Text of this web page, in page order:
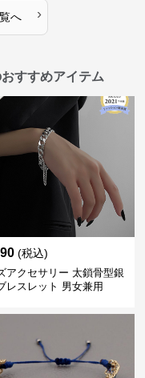
へ ›
すすめアイテム
(税込)
アクセサリー 太鎖骨型銀
レスレット 男女兼用